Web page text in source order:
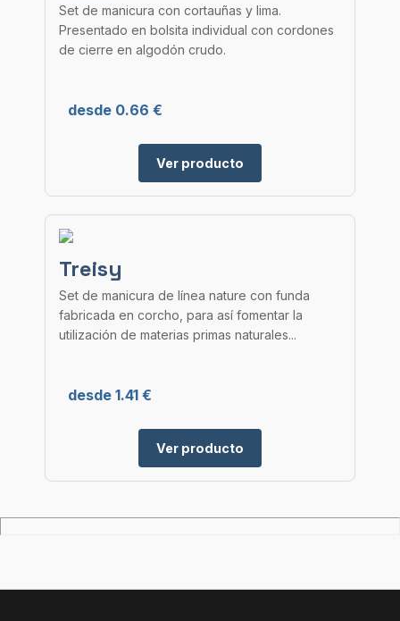
Set de manicura con cortauñas y lima.
Presentado en bolsita individual con cordones
de cierre en algodón crudo.
desde 0.66 €
Ver producto
Treisy
Set de manicura de línea nature con funda
fabricada en corcho, para así fomentar la
utilización de materias primas naturales...
desde 1.41 €
Ver producto